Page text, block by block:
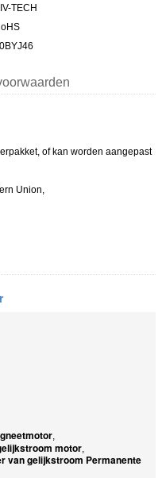
TECH
of kan worden aangepast
Union,
,
motor,
van gelijkstroom Permanente